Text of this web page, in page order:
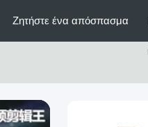
Ζητήστε ένα απόσπασμα